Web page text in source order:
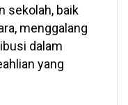
sekolah, baik
menggalang
dalam
yang